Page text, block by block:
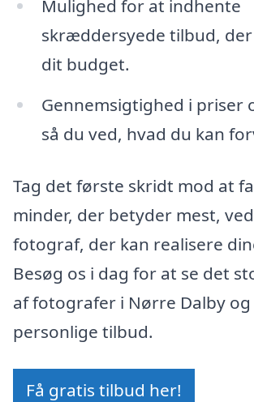
Mulighed for at indhente
skræddersyede tilbud,
dit budget.
Gennemsigtighed i priser
så du ved, hvad du kan
Tag det første skridt mod at
minder, der betyder mest,
fotograf, der kan realisere
Besøg os i dag for at se det
af fotografer i Nørre Dalby
personlige tilbud.
Få gratis tilbud her!